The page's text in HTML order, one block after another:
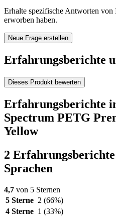
Erhalte spezifische Antworten
erworben haben.
Neue Frage erstellen
Erfahrungsberichte
Dieses Produkt bewerten
Erfahrungsberichte
Spectrum PETG
Yellow
2
Sprachen
4,7 von 5 Sternen
5 Sterne 2 (66%)
4 Sterne 1 (33%)